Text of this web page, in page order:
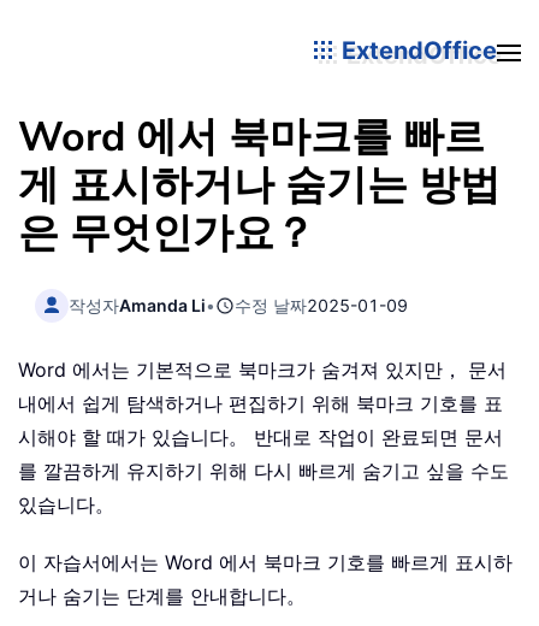
ExtendOffice
Word 에서 북마크를 빠르
게 표시하거나 숨기는 방법
은 무엇인가요？
작성자Amanda Li• 수정 날짜2025-01-09
Word 에서는 기본적으로 북마크가 숨겨져 있지만， 문서
내에서 쉽게 탐색하거나 편집하기 위해 북마크 기호를 표
시해야 할 때가 있습니다。 반대로 작업이 완료되면 문서
를 깔끔하게 유지하기 위해 다시 빠르게 숨기고 싶을 수도
있습니다。
이 자습서에서는 Word 에서 북마크 기호를 빠르게 표시하
거나 숨기는 단계를 안내합니다。